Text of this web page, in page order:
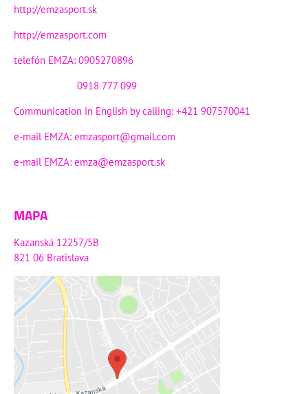
http://emzasport.sk
http://emzasport.com
telefón EMZA: 0905270896
0918 777 099
Communication in English by calling: +421 907570041
e-mail EMZA: emzasport@gmail.com
e-mail EMZA: emza@emzasport.sk
MAPA
Kazanská 12257/5B
821 06 Bratislava
Externý obsah je blokovaný
Prajete si načítať externý obsah?
Povoliť tentokrát